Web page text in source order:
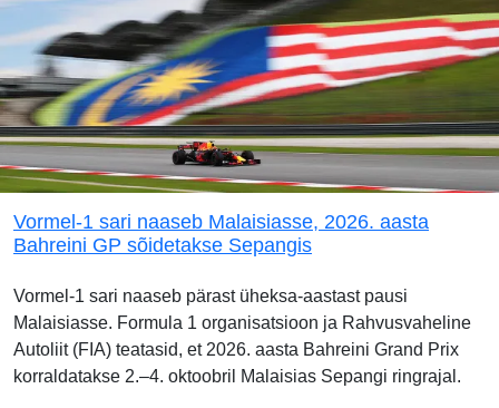
Vormel-1 sari naaseb Malaisiasse, 2026. aasta
Bahreini GP sõidetakse Sepangis
Vormel-1 sari naaseb pärast üheksa-aastast pausi
Malaisiasse. Formula 1 organisatsioon ja Rahvusvaheline
Autoliit (FIA) teatasid, et 2026. aasta Bahreini Grand Prix
korraldatakse 2.–4. oktoobril Malaisias Sepangi ringrajal.